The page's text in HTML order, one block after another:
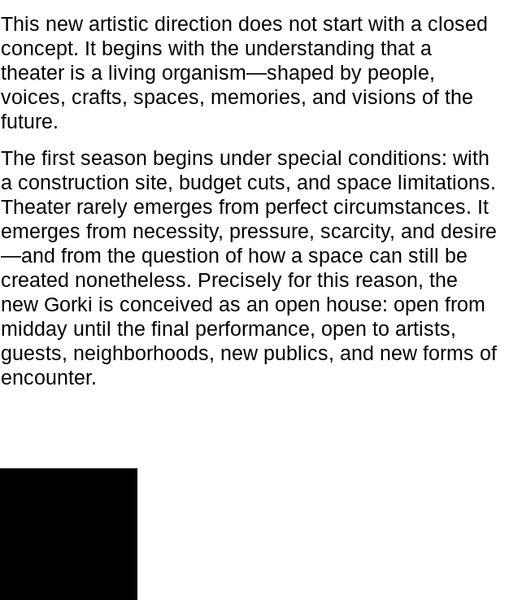
This new artistic direction does not start with a closed
concept. It begins with the understanding that a
theater is a living organism—shaped by people,
voices, crafts, spaces, memories, and visions of the
future.
The first season begins under special conditions: with
a construction site, budget cuts, and space limitations.
Theater rarely emerges from perfect circumstances. It
emerges from necessity, pressure, scarcity, and desire
—and from the question of how a space can still be
created nonetheless. Precisely for this reason, the
new Gorki is conceived as an open house: open from
midday until the final performance, open to artists,
guests, neighborhoods, new publics, and new forms of
encounter.